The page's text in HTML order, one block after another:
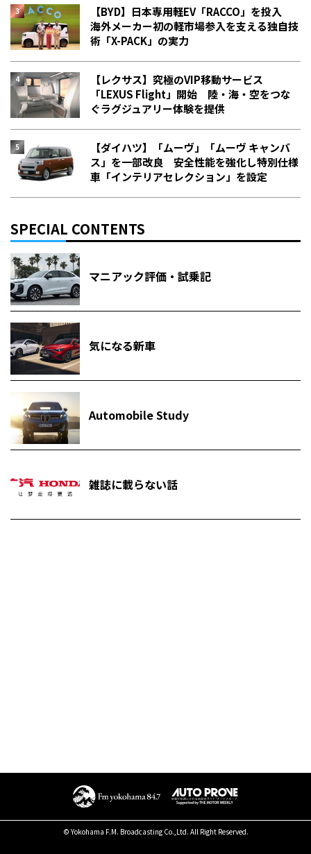
【BYD】日本専用軽EV「RACCO」を投入
海外メーカー初の軽市場参入を支える独自技
術「X-PACK」の実力
【レクサス】究極のVIP移動サービス
「LEXUS Flight」開始 陸・海・空をつな
ぐラグジュアリー体験を提供
【ダイハツ】「ムーヴ」「ムーヴ キャンバ
ス」を一部改良 安全性能を強化し特別仕様
車「インテリアセレクション」を設定
SPECIAL CONTENTS
マニアック評価・試乗記
気になる新車
Automobile Study
雑誌に載らない話
© Yokohama F.M. Broadcasting Co.,Ltd. All Right Reserved.